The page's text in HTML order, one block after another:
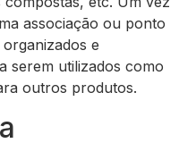
associação ou ponto
e
serem utilizados como
outros produtos.